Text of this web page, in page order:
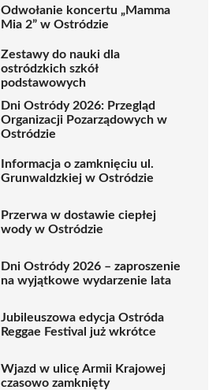
Odwołanie koncertu „Mamma
Mia 2” w Ostródzie
Zestawy do nauki dla
ostródzkich szkół
podstawowych
Dni Ostródy 2026: Przegląd
Organizacji Pozarządowych w
Ostródzie
Informacja o zamknięciu ul.
Grunwaldzkiej w Ostródzie
Przerwa w dostawie ciepłej
wody w Ostródzie
Dni Ostródy 2026 – zaproszenie
na wyjątkowe wydarzenie lata
Jubileuszowa edycja Ostróda
Reggae Festival już wkrótce
Wjazd w ulicę Armii Krajowej
czasowo zamknięty